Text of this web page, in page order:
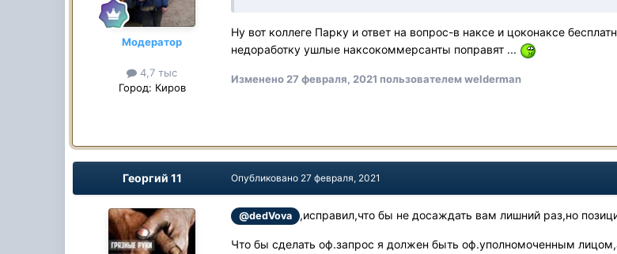
Модератор
4,7 тыс
Город: Киров
Ну вот коллеге Парку и ответ на вопрос-в наксе и цоконаксе
недоработку ушлые наксокоммерсанты поправят ...
Изменено 27 февраля, 2021 пользователем welderman
Георгий 11 Опубликовано 27 февраля, 2021
@dedVova ,исправил,что бы не досаждать вам лишний раз,но
Что бы сделать оф.запрос я должен быть оф.уполномоченным